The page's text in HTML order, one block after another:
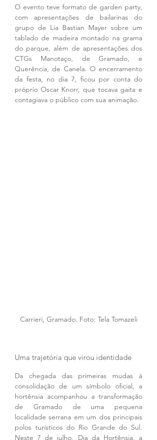
O evento teve formato de garden party,
com apresentações de bailarinas do
grupo de Lia Bastian Mayer sobre um
tablado de madeira montado na grama
do parque, além de apresentações dos
CTGs Manotaço, de Gramado, e
Querência, de Canela. O encerramento
da festa, no dia 7, ficou por conta do
próprio Oscar Knorr, que tocava gaita e
contagiava o público com sua animação.
Carrieri, Gramado. Foto: Tela Tomazeli
Uma trajetória que virou identidade
Da chegada das primeiras mudas à
consolidação de um símbolo oficial, a
hortênsia acompanhou a transformação
de Gramado de uma pequena
localidade serrana em um dos principais
polos turísticos do Rio Grande do Sul.
Neste 7 de julho, Dia da Hortênsia, a